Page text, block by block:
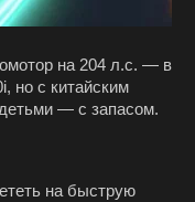
на 204 л.с. — в
но с китайским
— с запасом.
на быструю